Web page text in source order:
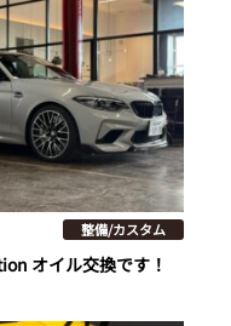
整備/カスタム
オイル交換です！